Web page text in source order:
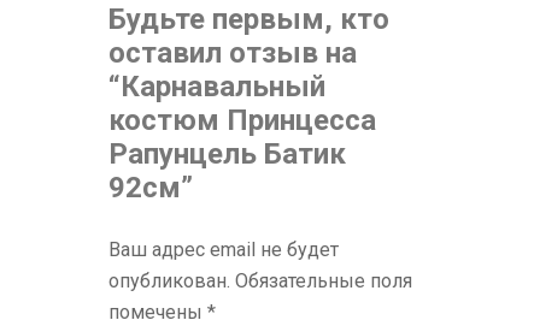
Будьте первым, кто
оставил отзыв на
“Карнавальный
костюм Принцесса
Рапунцель Батик
92см”
Ваш адрес email не будет
опубликован. Обязательные поля
помечены *